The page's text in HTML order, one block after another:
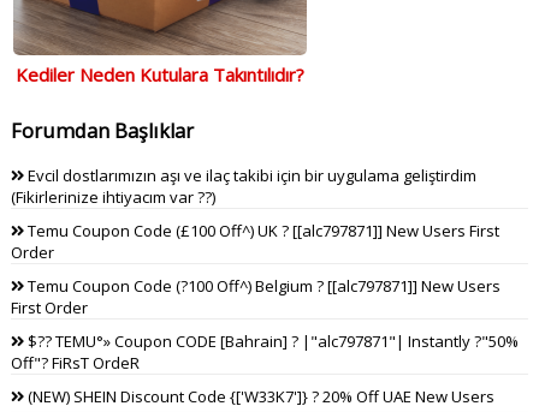
Kediler Neden Kutulara Takıntılıdır?
Forumdan Başlıklar
Evcil dostlarımızın aşı ve ilaç takibi için bir uygulama geliştirdim
(Fikirlerinize ihtiyacım var ??)
Temu Coupon Code (£100 Off^) UK ? [[alc797871]] New Users First
Order
Temu Coupon Code (?100 Off^) Belgium ? [[alc797871]] New Users
First Order
$?? TEMU°» Coupon CODE [Bahrain] ? |"alc797871"| Instantly ?"50%
Off"? FiRsT OrdeR
(NEW) SHEIN Discount Code {['W33K7']} ? 20% Off UAE New Users